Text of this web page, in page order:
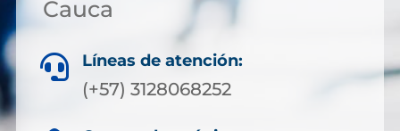
Cauca
 Líneas de atención:
(+57) 3128068252